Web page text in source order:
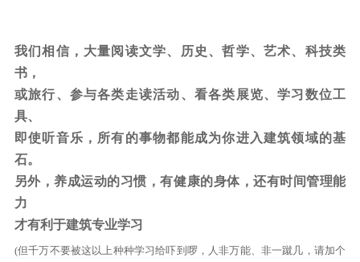
我们相信，大量阅读文学、历史、哲学、艺术、科技类
书，
或旅行、参与各类走读活动、看各类展览、学习数位工
具、
即使听音乐，所有的事物都能成为你进入建筑领域的基
石。
另外，养成运动的习惯，有健康的身体，还有时间管理能
力
才有利于建筑专业学习
(但千万不要被这以上种种学习给吓到啰，人非万能、非一蹴几，请加个